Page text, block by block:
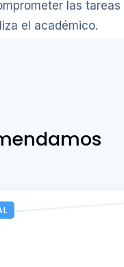
las tareas
el académico.